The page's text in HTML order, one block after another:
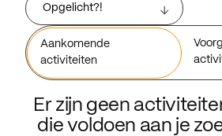
Opgelicht?!
Aankomende
activiteiten
Er zijn geen
die voldoen aan je